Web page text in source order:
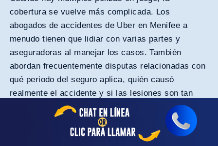
cobertura se vuelve más complicada. Los
abogados de accidentes de Uber en Menifee a
menudo tienen que lidiar con varias partes y
aseguradoras al manejar los casos. También
abordan frecuentemente disputas relacionadas con
qué periodo del seguro aplica, quién causó
realmente el accidente y si las lesiones son tan
graves como se afirma en la reclamación.